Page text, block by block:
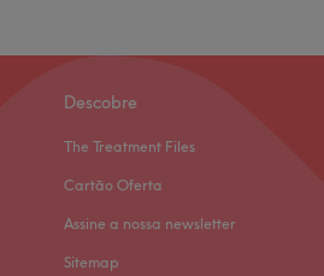
Descobre
The Treatment Files
Cartão Oferta
Assine a nossa newsletter
Sitemap